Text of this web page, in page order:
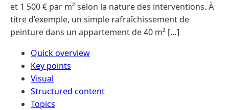
et 1 500 € par m² selon la nature des interventions. À
titre d’exemple, un simple rafraîchissement de
peinture dans un appartement de 40 m² […]
Quick overview
Key points
Visual
Structured content
Topics